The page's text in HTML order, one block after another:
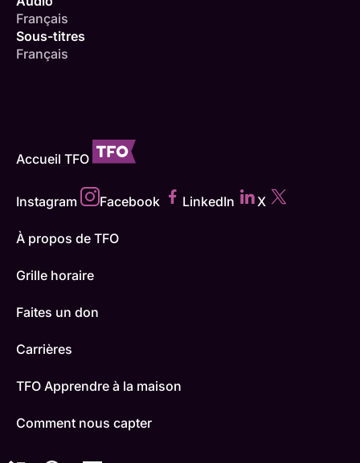
Français
Sous-titres
Français
Accueil TFO
Instagram Facebook LinkedIn X
À propos de TFO
Grille horaire
Faites un don
Carrières
TFO Apprendre à la maison
Comment nous capter
Contactez-nous